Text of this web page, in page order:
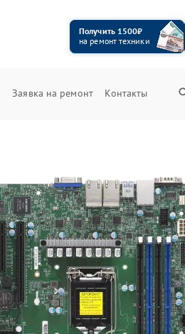
Получить 1500₽
на ремонт техники
Заявка на ремонт Контакты